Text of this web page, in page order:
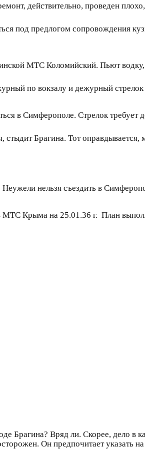
действительно, проведен
под предлогом сопровождения
МТС Коломийский. Пьют
по вокзалу и дежурный
в Симферополе. Стрелок требует
Брагина. Тот
нельзя съездить в
МТС Крыма на 25.01.36 г. План
Брагина? Вряд ли. Скорее, дело в
Он предпочитает указать